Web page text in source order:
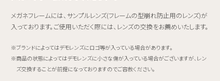
メガネフレームには、サンプルレンズ(フレームの型崩れ防止用のレンズ)が
入っております。ご使用いただく際には、レンズの交換をお薦めいたします。
ブランドによってはデモレンズにロゴ等が入っている場合があります。
商品の状態によってはデモレンズに小さな傷が入っている場合がございますが、レン
ズ交換することが前提になっておりますのでご容赦ください。